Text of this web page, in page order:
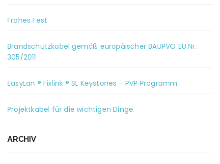
Frohes Fest
Brandschutzkabel gemäß europäischer BAUPVO EU Nr.
305/2011
EasyLan ® Fixlink ® SL Keystones – PVP Programm.
Projektkabel für die wichtigen Dinge.
ARCHIV